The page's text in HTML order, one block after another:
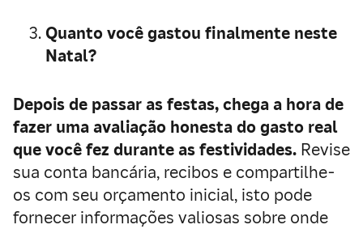
Quanto você gastou finalmente neste
Natal?
Depois de passar as festas, chega a hora de
fazer uma avaliação honesta do gasto real
que você fez durante as festividades. Revise
sua conta bancária, recibos e compartilhe-
os com seu orçamento inicial, isto pode
fornecer informações valiosas sobre onde